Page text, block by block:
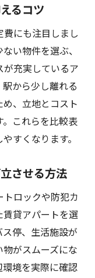
るコツ
にも注目しまし
い物件を選ぶ、
充実しているア
から少し離れる
、立地とコスト
これらを比較表
すくなります。
させる方法
ロックや防犯カ
貸アパートを選
停、生活施設が
がスムーズにな
境を実際に確認